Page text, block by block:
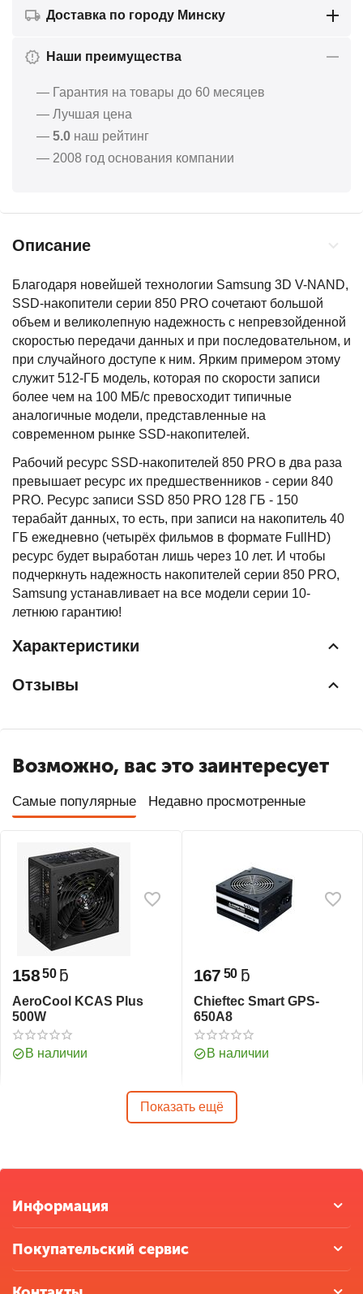
Доставка по городу Минску
Наши преимущества
— Гарантия на товары до 60 месяцев
— Лучшая цена
— 5.0 наш рейтинг
— 2008 год основания компании
Описание
Благодаря новейшей технологии Samsung 3D V-NAND,
SSD-накопители серии 850 PRO сочетают большой
объем и великолепную надежность с непревзойденной
скоростью передачи данных и при последовательном, и
при случайного доступе к ним. Ярким примером этому
служит 512-ГБ модель, которая по скорости записи
более чем на 100 MБ/с превосходит типичные
аналогичные модели, представленные на
современном рынке SSD-накопителей.
Рабочий ресурс SSD-накопителей 850 PRO в два раза
превышает ресурс их предшественников - серии 840
PRO. Ресурс записи SSD 850 PRO 128 ГБ - 150
терабайт данных, то есть, при записи на накопитель 40
ГБ ежедневно (четырёх фильмов в формате FullHD)
ресурс будет выработан лишь через 10 лет. И чтобы
подчеркнуть надежность накопителей серии 850 PRO,
Samsung устанавливает на все модели серии 10-
летнюю гарантию!
Характеристики
Отзывы
Возможно, вас это заинтересует
Самые популярные Недавно просмотренные
158 50 ƃ
AeroCool KCAS Plus
500W
В наличии
167 50 ƃ
Chieftec Smart GPS-
650A8
В наличии
Показать ещё
Информация
Покупательский сервис